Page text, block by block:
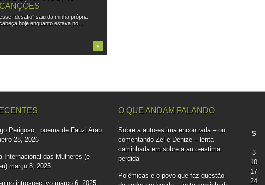
CANÇÕES
“desafio” saiu da minha própria
hoje enquanto estava no...
▶
Perigoso, poema de Fauzi Arap
28, 2026
Internacional das Mulheres (e
março 8, 2025
introspectivo março 6, 2025
O QUE ANDAM FALANDO
Sobre a auto-estima encontrada – ou
comentando Zel e Denize – lenta
caminhadaem sobre a auto-estima
perdida
Polêmicas e o povo que faz questão
S
3
10
17
24